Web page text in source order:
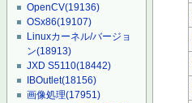
OpenCV(19136)
OSx86(19107)
Linuxカーネル/バージョ
ン(18913)
JXD S5110(18442)
IBOutlet(18156)
画像処理(17951)